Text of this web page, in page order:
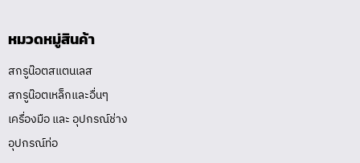
หมวดหมู่สินค้า
สกรูน๊อตสแตนเลส
สกรูน๊อตเหล็กและอื่นๆ
เครื่องมือ และ อุปกรณ์ช่าง
อุปกรณ์ท่อ